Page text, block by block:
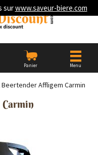
surwww.saveur-biere.com
Panier Menu
Beertender Affligem Carmin